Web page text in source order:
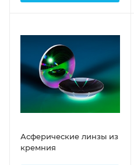
Асферические линзы из
кремния